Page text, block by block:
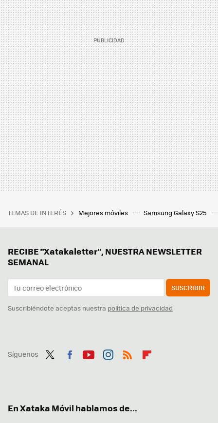
TEMAS DE INTERÉS Mejores móviles Samsung Galaxy S25
RECIBE "Xatakaletter", NUESTRA NEWSLETTER
SEMANAL
SUSCRIBIR
Suscribiéndote aceptas nuestra política de privacidad
Síguenos
En Xataka Móvil hablamos de...